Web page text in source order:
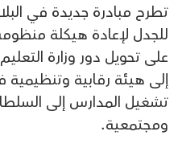
تطرح مبادرة جديدة في
للجدل لإعادة هيكلة
على تحويل دور وزارة
إلى هيئة رقابية
تشغيل المدارس إلى
ومجتمعية.